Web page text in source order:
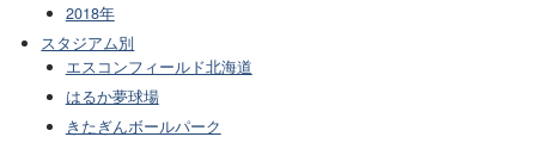
2018年
スタジアム別
エスコンフィールド北海道
はるか夢球場
きたぎんボールパーク